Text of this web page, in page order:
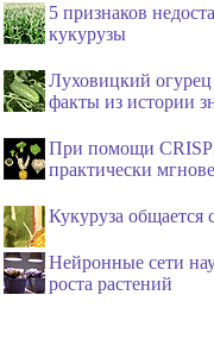
5 признаков
кукурузы
Луховицкий
факты из истории
При помощи
практически
Кукуруза
Нейронные сети
роста растений